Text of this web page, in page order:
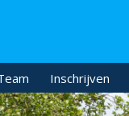
Inschrijven